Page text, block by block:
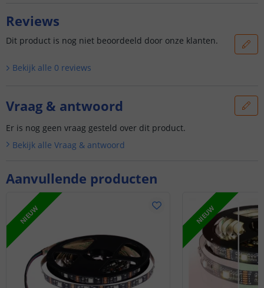
Aanvullende producten
NIEUW NIEUW
Reviews
Dit product is nog niet beoordeeld door onze klanten.
Bekijk alle 0 reviews
Vraag & antwoord
Er is nog geen vraag gesteld over dit product.
Bekijk alle Vraag & antwoord